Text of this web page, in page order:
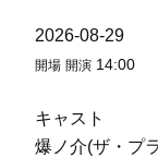
2026-08-29
開場 開演 14:00
キャスト
爆ノ介(ザ・プ